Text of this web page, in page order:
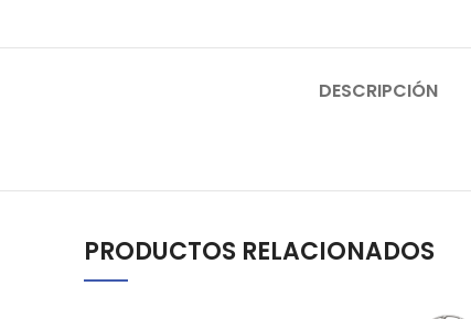
DESCRIPCIÓN
PRODUCTOS RELACIONADOS